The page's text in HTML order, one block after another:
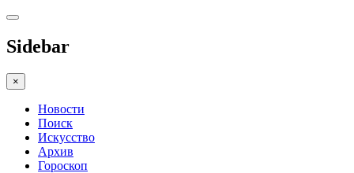
Sidebar
×
Новости
Поиск
Искусство
Архив
Гороскоп